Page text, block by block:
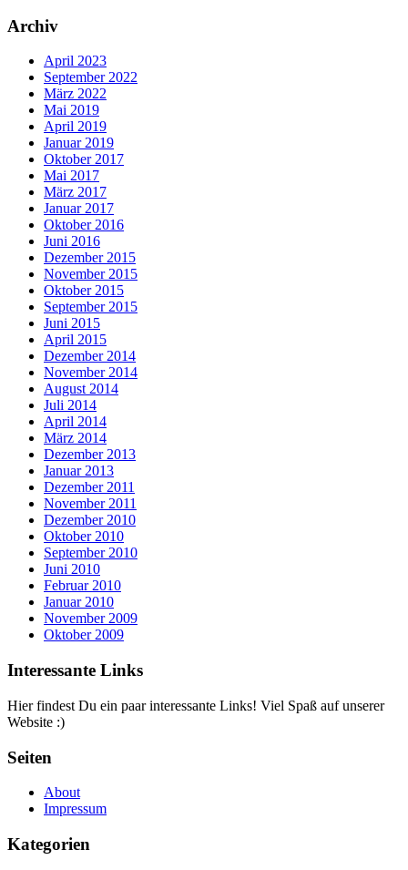
Archiv
April 2023
September 2022
März 2022
Mai 2019
April 2019
Januar 2019
Oktober 2017
Mai 2017
März 2017
Januar 2017
Oktober 2016
Juni 2016
Dezember 2015
November 2015
Oktober 2015
September 2015
Juni 2015
April 2015
Dezember 2014
November 2014
August 2014
Juli 2014
April 2014
März 2014
Dezember 2013
Januar 2013
Dezember 2011
November 2011
Dezember 2010
Oktober 2010
September 2010
Juni 2010
Februar 2010
Januar 2010
November 2009
Oktober 2009
Interessante Links
Hier findest Du ein paar interessante Links! Viel Spaß auf unserer
Website :)
Seiten
About
Impressum
Kategorien